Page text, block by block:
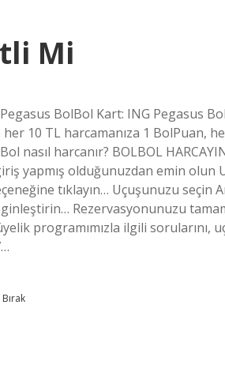
Mi
BolBol Kart: ING Pegasus
10 TL harcamanıza 1 BolPuan,
nasıl harcanır? BOLBOL
yapmış olduğunuzdan emin
tıklayın… Uçuşunuzu seçin
Rezervasyonunuzu
programımızla ilgili sorularını,